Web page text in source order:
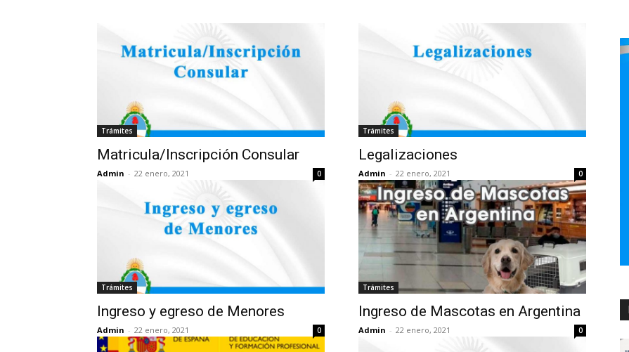
Trámites
Matricula/Inscripción Consular
Admin - 22 enero, 2021 0
Trámites
Legalizaciones
Admin - 22 enero, 2021 0
Trámites
Ingreso y egreso de Menores
Admin - 22 enero, 2021 0
Trámites
Ingreso de Mascotas en Argentina
Admin - 22 enero, 2021 0